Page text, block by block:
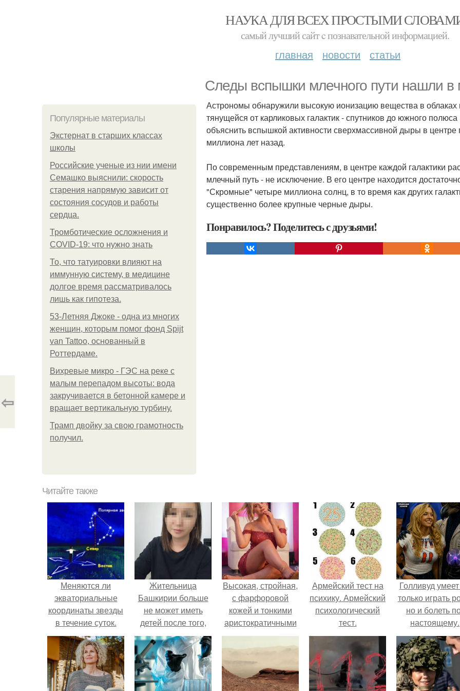
НАУКА ДЛЯ ВСЕХ ПРОСТЫМИ
самый лучший сайт c познавательной информацией.
главная новости статьи
Следы вспышки млечного пути нашли в
Популярные материалы
Экстернат в старших классах
школы
Российские ученые из нии имени
Семашко выяснили: скорость
старения напрямую зависит от
состояния сосудов и работы
сердца.
Тромботические осложнения и
COVID-19: что нужно знать
То, что татуировки влияют на
иммунную систему, в медицине
долгое время рассматривалось
лишь как гипотеза.
53-Летняя Джоке - одна из многих
женщин, которым помог фонд Spijt
van Tattoo, основанный в
Роттердаме.
Вихревые микро - ГЭС на реке с
малым перепадом высоты: вода
закручивается в бетонной камере и
вращает вертикальную турбину.
Трамп двойку за свою грамотность
получил.
Астрономы обнаружили высокую ионизацию вещества в облаках
тянущейся от карликовых галактик - спутников до южного
объяснить вспышкой активности сверхмассивной дыры в
миллиона лет назад.
По современным представлениям, в центре каждой галактики
млечный путь - не исключение. В его центре находится
"Скромные" четыре миллиона солнц, в то время как других
существенно более крупные черные дыры.
Понравилось? Поделитесь с друзьями!
⇦
Читайте также
Меняются ли
экваториальные
координаты звезды
в течение суток.
Определение
географических
координат по
звездам.
Жительница
Башкирии больше
не может иметь
детей после того,
как медики сделали
ей аборт на шестом
месяце
беременности и
оставили в матке
Высокая, стройная,
с фарфоровой
кожей и тонкими
аристократичными
чертами, эль
выглядит так, будто
сошла с полотна
художника.
Армейский тест на
психику. Армейский
психологический
тест.
Голливуд
только играть
но и болеть
настоящему.